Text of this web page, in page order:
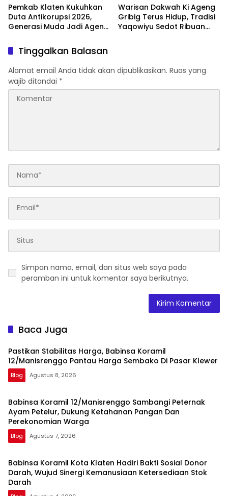
Ketersediaan Stok Darah
Ayolah Mulai
Pemkab Klaten Kukuhkan
Duta Antikorupsi 2026,
Generasi Muda Jadi Agen
Warisan Dakwah Ki Ageng
Gribig Terus Hidup, Tradisi
Yaqowiyu Sedot Ribuan
Tinggalkan Balasan
Alamat email Anda tidak akan dipublikasikan. Ruas yang
wajib ditandai *
Simpan nama, email, dan situs web saya pada
peramban ini untuk komentar saya berikutnya.
Baca Juga
Pastikan Stabilitas Harga, Babinsa Koramil
12/Manisrenggo Pantau Harga Sembako Di Pasar Klewer
Blog Agustus 8, 2026
Babinsa Koramil 12/Manisrenggo Sambangi Peternak
Ayam Petelur, Dukung Ketahanan Pangan Dan
Perekonomian Warga
Blog Agustus 7, 2026
Babinsa Koramil Kota Klaten Hadiri Bakti Sosial Donor
Darah, Wujud Sinergi Kemanusiaan Ketersediaan Stok
Darah